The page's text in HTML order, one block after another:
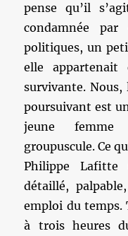
pense qu’il
condamnée
politiques, un
elle
survivante.
poursuivant est
jeune femme
groupuscule. Ce
Philippe
détaillé,
emploi du temps.
à trois heures